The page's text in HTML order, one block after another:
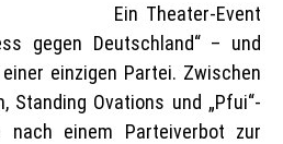
Ein Theater-Event
gegen Deutschland“ – und
einzigen Partei. Zwischen
Standing Ovations und „Pfui“-
nach einem Parteiverbot zur